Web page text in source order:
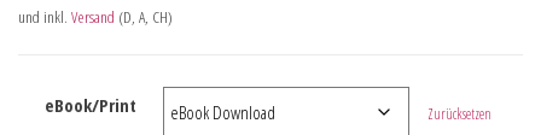
und inkl. Versand (D, A, CH)
eBook/Print Zurücksetzen